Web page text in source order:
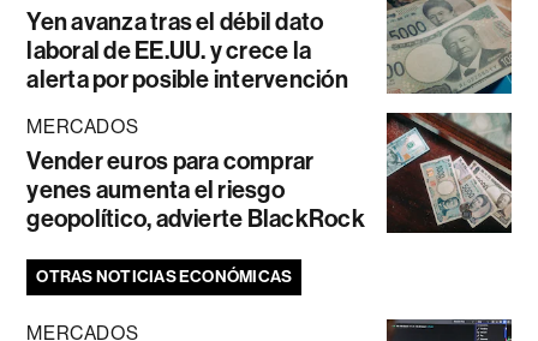
Yen avanza tras el débil dato
laboral de EE.UU. y crece la
alerta por posible intervención
MERCADOS
Vender euros para comprar
yenes aumenta el riesgo
geopolítico, advierte BlackRock
OTRAS NOTICIAS ECONÓMICAS
MERCADOS